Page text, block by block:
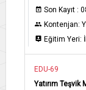
Son Kayıt :
Kontenjan:
Eğitim Yeri:
EDU-69
Yatırım Teşvik